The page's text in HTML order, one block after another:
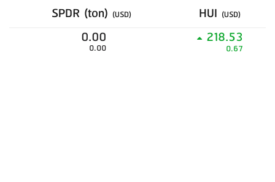
SPDR (ton) (USD) HUI (USD)
0.00
0.00
218.53
0.67